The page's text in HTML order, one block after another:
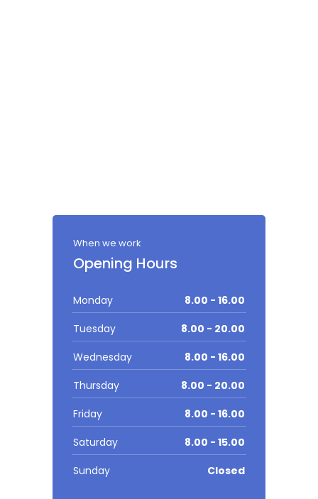
When we work
Opening Hours
Monday
8.00 - 16.00
Tuesday
8.00 - 20.00
Wednesday
8.00 - 16.00
Thursday
8.00 - 20.00
Friday
8.00 - 16.00
Saturday
8.00 - 15.00
Sunday
Closed